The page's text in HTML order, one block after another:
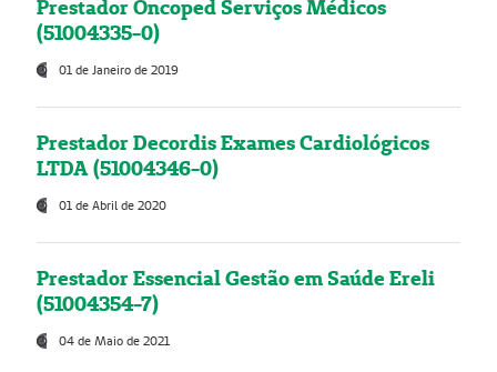
Prestador Oncoped Serviços Médicos
(51004335-0)
01 de Janeiro de 2019
Prestador Decordis Exames Cardiológicos
LTDA (51004346-0)
01 de Abril de 2020
Prestador Essencial Gestão em Saúde Ereli
(51004354-7)
04 de Maio de 2021